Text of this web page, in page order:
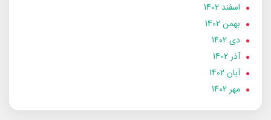
اسفند 1402
بهمن 1402
دی 1402
آذر 1402
آبان 1402
مهر 1402